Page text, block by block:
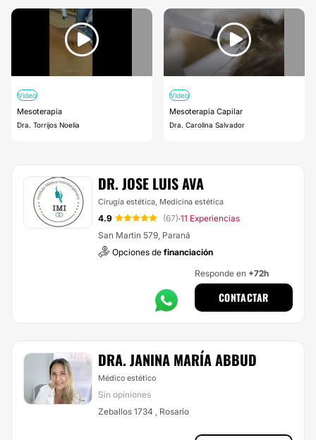
Video
Mesoterapia
Dra. Torrijos Noelia
Video
Mesoterapia Capilar
Dra. Carolina Salvador
DR. JOSE LUIS AVA
Cirugía estética, Medicina estética
4.9 (67)·11 Experiencias
San Martin 579, Paraná
Opciones de financiación
Responde en +72h
CONTACTAR
DRA. JANINA MARÍA ABBUD
Médico estético
Sin opiniones
Zeballos 1734 , Rosario